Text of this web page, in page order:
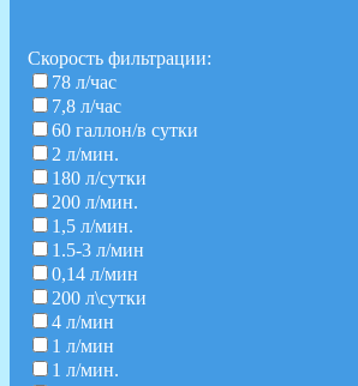
Скорость фильтрации:
78 л/час
7,8 л/час
60 галлон/в сутки
2 л/мин.
180 л/сутки
200 л/мин.
1,5 л/мин.
1.5-3 л/мин
0,14 л/мин
200 л\сутки
4 л/мин
1 л/мин
1 л/мин.